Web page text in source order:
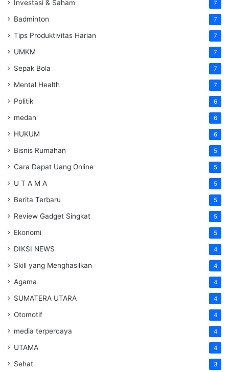
Investasi & Saham 7
Badminton 7
Tips Produktivitas Harian 7
UMKM 7
Sepak Bola 7
Mental Health 7
Politik 6
medan 6
HUKUM 6
Bisnis Rumahan 5
Cara Dapat Uang Online 5
U T A M A 5
Berita Terbaru 5
Review Gadget Singkat 5
Ekonomi 5
DIKSI NEWS 4
Skill yang Menghasilkan 4
Agama 4
SUMATERA UTARA 4
Otomotif 4
media terpercaya 4
UTAMA 4
Sehat 3